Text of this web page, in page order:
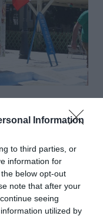
Information
to third parties, or
information for
below opt-out
note that after your
seeing
utilized by
την αλήθεια ο
αξέχαστος. Το
γεύσεις Ή, λέτε
πίτσα; (φωτ. Εν